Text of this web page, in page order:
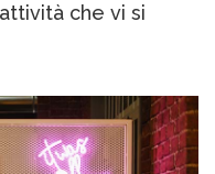
che vi si